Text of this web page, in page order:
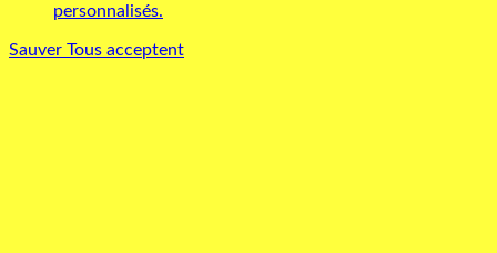
personnalisés.
Sauver Tous acceptent